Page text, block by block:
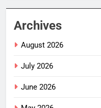
Archives
August 2026
July 2026
June 2026